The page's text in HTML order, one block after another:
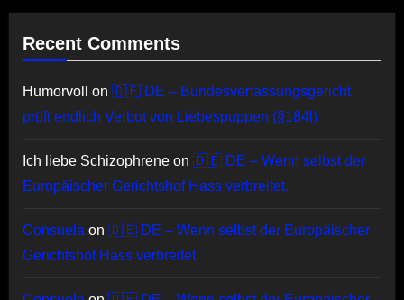
Recent Comments
Humorvoll on 🇩🇪 DE – Bundesverfassungsgericht
prüft endlich Verbot von Liebespuppen (§184l)
Ich liebe Schizophreneon 🇩🇪 DE – Wenn selbst der
Europäischer Gerichtshof Hass verbreitet.
Consuela on 🇩🇪 DE – Wenn selbst der Europäischer
Gerichtshof Hass verbreitet.